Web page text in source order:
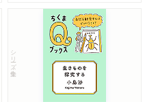
シリーズ・全集